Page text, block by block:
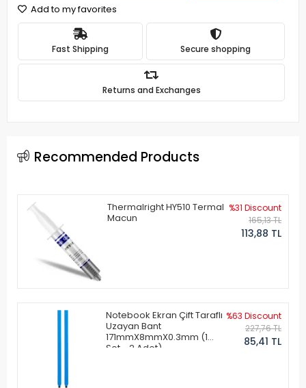
Add to my favorites
Fast Shipping Secure shopping
Returns and Exchanges
Recommended Products
Thermalright HY510 Termal
Macun
%31 Discount
165,13 TL
113,88 TL
Notebook Ekran Çift Taraflı
Uzayan Bant
171mmX8mmX0.3mm (1
Set - 2 Adet)
%63 Discount
227,76 TL
85,41 TL